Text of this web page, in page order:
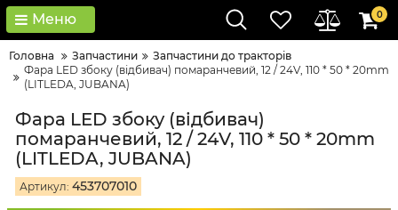
Меню 0
Головна Запчастини
Запчастини до тракторів
Фара LED збоку (відбивач) помаранчевий, 12 / 24V, 110 * 50 * 20mm
(LITLEDA, JUBANA)
Фара LED збоку (відбивач)
помаранчевий, 12 / 24V, 110 * 50 * 20mm
(LITLEDA, JUBANA)
Артикул: 453707010